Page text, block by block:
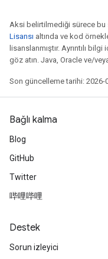
Aksi belirtilmediği sürece bu
Lisansı altında ve kod
lisanslanmıştır. Ayrıntılı bilgi
göz atın. Java, Oracle ve/
Son güncelleme tarihi: 2026-
Bağlı kalma
Blog
GitHub
Twitter
哔哩哔哩
Destek
Sorun izleyici